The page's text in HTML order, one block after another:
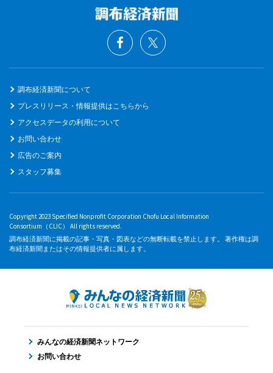
調布経済新聞について
プレスリリース・情報提供はこちらから
アクセスデータの利用について
お問い合わせ
広告のご案内
スタッフ募集
Copyright 2023 Specified Nonprofit Corporation Chofu Local Information
Consortium（CLIC） All rights reserved.
調布経済新聞に掲載の記事・写真・図表などの無断転載を禁止します。 著作権は調
布経済新聞またはその情報提供者に属します。
みんなの経済新聞ネットワーク
お問い合わせ